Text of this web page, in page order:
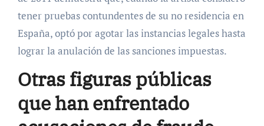
tener pruebas contundentes de su no residencia en
España, optó por agotar las instancias legales hasta
lograr la anulación de las sanciones impuestas.
Otras figuras públicas
que han enfrentado